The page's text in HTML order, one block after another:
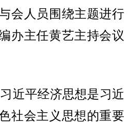
会人员围绕主题进行
办主任黄艺主持会议
近平经济思想是习近
社会主义思想的重要